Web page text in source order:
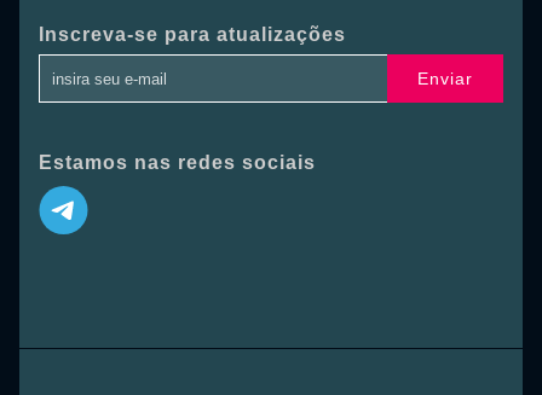
Inscreva-se para atualizações
Enviar
Estamos nas redes sociais